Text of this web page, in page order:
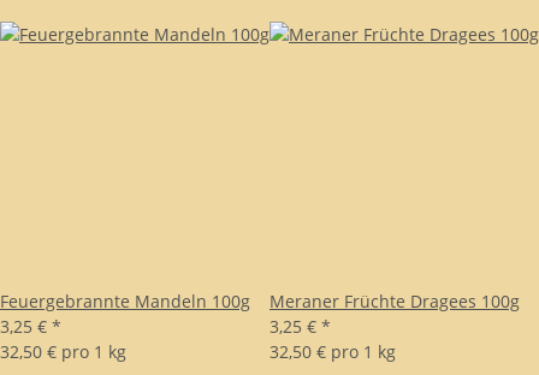
Feuergebrannte Mandeln 100g
3,25 € *
32,50 € pro 1 kg
Meraner Früchte Dragees 100g
3,25 € *
32,50 € pro 1 kg